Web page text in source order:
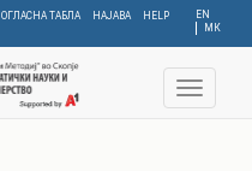
EN
МК
ОГЛАСНА ТАБЛА НАЈАВА HELP
Toggle